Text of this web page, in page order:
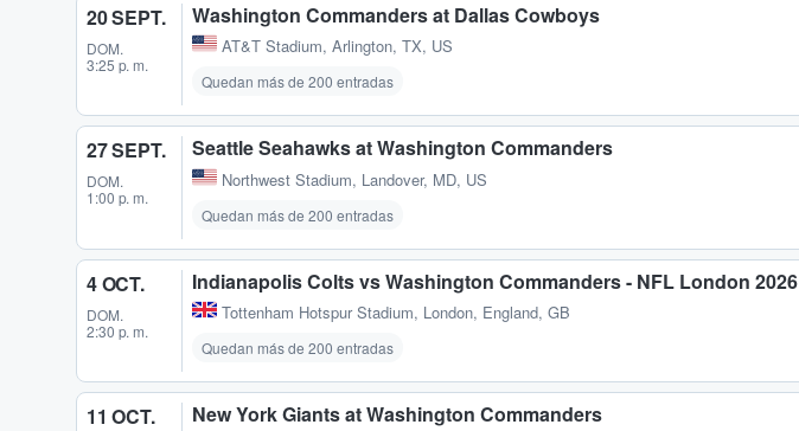
20 SEPT.
DOM.
3:25 p. m.
Washington Commanders at Dallas Cowboys
AT&T Stadium, Arlington, TX, US
Quedan más de 200 entradas
27 SEPT.
DOM.
1:00 p. m.
Seattle Seahawks at Washington Commanders
Northwest Stadium, Landover, MD, US
Quedan más de 200 entradas
4 OCT.
DOM.
2:30 p. m.
Indianapolis Colts vs Washington Commanders - NFL London 2026
Tottenham Hotspur Stadium, London, England, GB
Quedan más de 200 entradas
11 OCT. New York Giants at Washington Commanders